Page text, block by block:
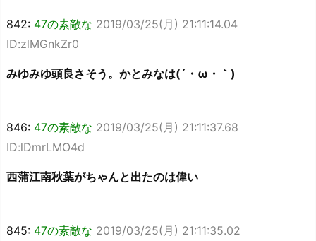
842: 47の素敵な 2019/03/25(月) 21:11:14.04
ID:zlMGnkZr0
みゆみゆ頭良さそう。かとみなは(´・ω・｀)
846: 47の素敵な 2019/03/25(月) 21:11:37.68
ID:lDmrLMO4d
西蒲江南秋葉がちゃんと出たのは偉い
845: 47の素敵な 2019/03/25(月) 21:11:35.02